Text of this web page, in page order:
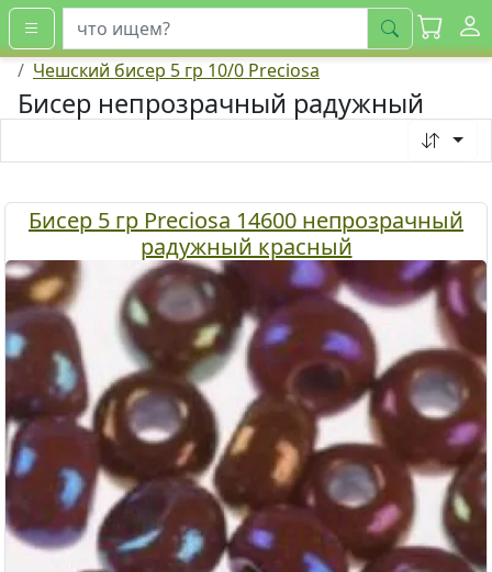
искать
Чешский бисер 5 гр 10/0 Preciosa
Бисер непрозрачный радужный
Бисер 5 гр Preciosa 14600 непрозрачный
радужный красный